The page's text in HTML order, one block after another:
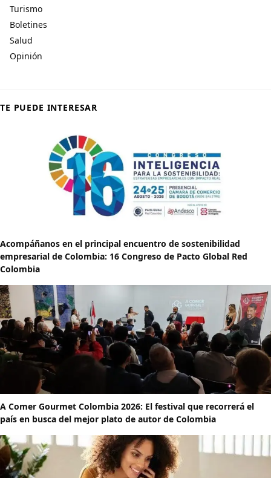
Turismo
Boletines
Salud
Opinión
TE PUEDE INTERESAR
Acompáñanos en el principal encuentro de sostenibilidad
empresarial de Colombia: 16 Congreso de Pacto Global Red
Colombia
A Comer Gourmet Colombia 2026: El festival que recorrerá el
país en busca del mejor plato de autor de Colombia